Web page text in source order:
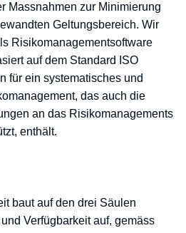
Massnahmen zur Minimierung
Geltungsbereich. Wir
Risikomanagementsoftware
auf dem Standard ISO
für ein systematisches und
das auch die
an das Risikomanagements
enthält.
baut auf den drei Säulen
Verfügbarkeit auf, gemäss